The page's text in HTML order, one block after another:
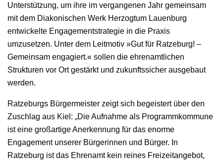
Unterstützung, um ihre im vergangenen Jahr gemeinsam
mit dem Diakonischen Werk Herzogtum Lauenburg
entwickelte Engagementstrategie in die Praxis
umzusetzen. Unter dem Leitmotiv »Gut für Ratzeburg! –
Gemeinsam engagiert.« sollen die ehrenamtlichen
Strukturen vor Ort gestärkt und zukunftssicher ausgebaut
werden.
Ratzeburgs Bürgermeister zeigt sich begeistert über den
Zuschlag aus Kiel: „Die Aufnahme als Programmkommune
ist eine großartige Anerkennung für das enorme
Engagement unserer Bürgerinnen und Bürger. In
Ratzeburg ist das Ehrenamt kein reines Freizeitangebot,